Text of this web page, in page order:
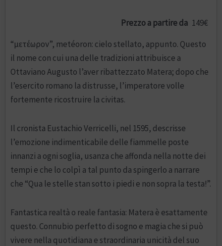
Prezzo a partire da 149€
“μετέωρον”, metéoron: cielo stellato, appunto. Questo
il nome con cui una delle tradizioni attribuisce a
Ottaviano Augusto l’aver ribattezzato Matera; dopo che
l’esercito romano la distrusse, l’imperatore volle
fortemente ricostruire la civitas.
Il cronista Eustachio Verricelli, nel 1595, descrisse
l’emozione indimenticabile delle fiammelle poste
innanzi a ogni soglia, usanza che affonda nella notte dei
tempi e che lo colpì a tal punto da spingerlo a narrare
che “Qua le stelle stan sotto i piedi e non sopra la testa!”.
Fantastica realtà o reale fantasia: Matera è esattamente
questo. Connubio perfetto di sogno e magia che si può
vivere nella quotidiana e straordinaria unicità del suo